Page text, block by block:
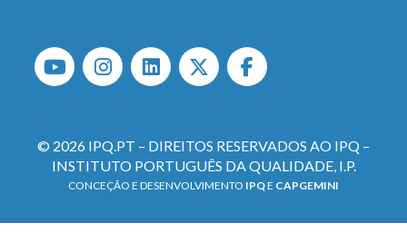
© 2026 IPQ.PT – DIREITOS RESERVADOS AO IPQ –
INSTITUTO PORTUGUÊS DA QUALIDADE, I.P.
CONCEÇÃO E DESENVOLVIMENTO IPQE CAPGEMINI